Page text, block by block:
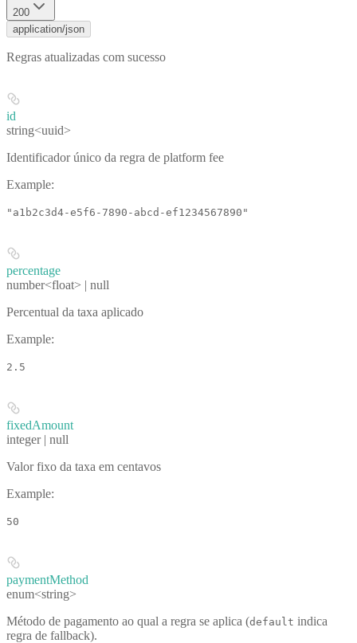
200
application/json
Regras atualizadas com sucesso
id
string<uuid>
Identificador único da regra de platform fee
Example:
"a1b2c3d4-e5f6-7890-abcd-ef1234567890"
percentage
number<float> | null
Percentual da taxa aplicado
Example:
2.5
fixedAmount
integer | null
Valor fixo da taxa em centavos
Example:
50
paymentMethod
enum<string>
Método de pagamento ao qual a regra se aplica (default indica
regra de fallback).